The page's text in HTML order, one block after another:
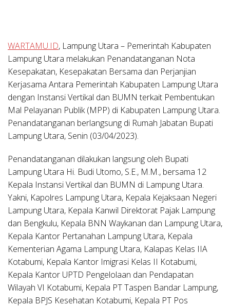
WARTAMU.ID, Lampung Utara – Pemerintah Kabupaten
Lampung Utara melakukan Penandatanganan Nota
Kesepakatan, Kesepakatan Bersama dan Perjanjian
Kerjasama Antara Pemerintah Kabupaten Lampung Utara
dengan Instansi Vertikal dan BUMN terkait Pembentukan
Mal Pelayanan Publik (MPP) di Kabupaten Lampung Utara.
Penandatanganan berlangsung di Rumah Jabatan Bupati
Lampung Utara, Senin (03/04/2023).
Penandatanganan dilakukan langsung oleh Bupati
Lampung Utara Hi. Budi Utomo, S.E., M.M., bersama 12
Kepala Instansi Vertikal dan BUMN di Lampung Utara.
Yakni, Kapolres Lampung Utara, Kepala Kejaksaan Negeri
Lampung Utara, Kepala Kanwil Direktorat Pajak Lampung
dan Bengkulu, Kepala BNN Waykanan dan Lampung Utara,
Kepala Kantor Pertanahan Lampung Utara, Kepala
Kementerian Agama Lampung Utara, Kalapas Kelas IIA
Kotabumi, Kepala Kantor Imigrasi Kelas II Kotabumi,
Kepala Kantor UPTD Pengelolaan dan Pendapatan
Wilayah VI Kotabumi, Kepala PT Taspen Bandar Lampung,
Kepala BPJS Kesehatan Kotabumi, Kepala PT Pos